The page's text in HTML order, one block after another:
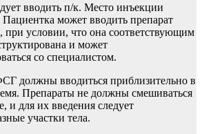
вводить п/к. Место инъекции
Пациентка может вводить препарат
при условии, что она соответствующим
и может
со специалистом.
должны вводиться приблизительно в
Препараты не должны смешиваться
и для их введения следует
участки тела.